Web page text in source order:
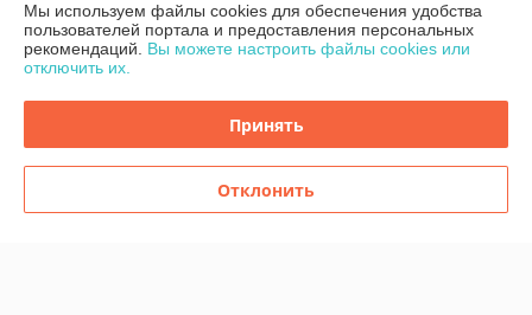
Доставка и оплата
График работы
Мы используем файлы cookies для обеспечения удобства
пользователей портала и предоставления персональных
рекомендаций. Вы можете настроить файлы cookies или
отключить их.
Принять
Отклонить